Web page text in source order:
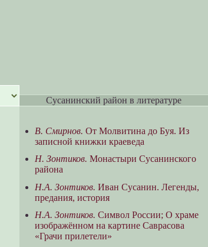
Сусанинский район в литературе
В. Смирнов. От Молвитина до Буя. Из
записной книжки краеведа
Н. Зонтиков. Монастыри Сусанинского
района
Н.А. Зонтиков. Иван Сусанин. Легенды,
предания, история
Н.А. Зонтиков. Символ России; О храме
изображённом на картине Саврасова
«Грачи прилетели»